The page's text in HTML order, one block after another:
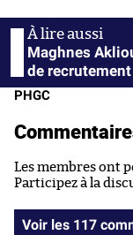
Maghnes
de recrutement
PHGC
Les membres ont
Participez à la
Voir les